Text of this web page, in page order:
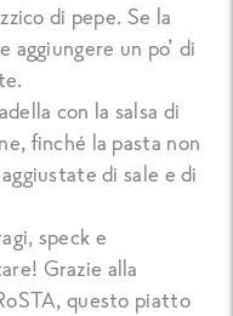
di pepe. Se la
un po’ di
con la salsa di
finché la pasta non
di sale e di
speck e
Grazie alla
questo piatto